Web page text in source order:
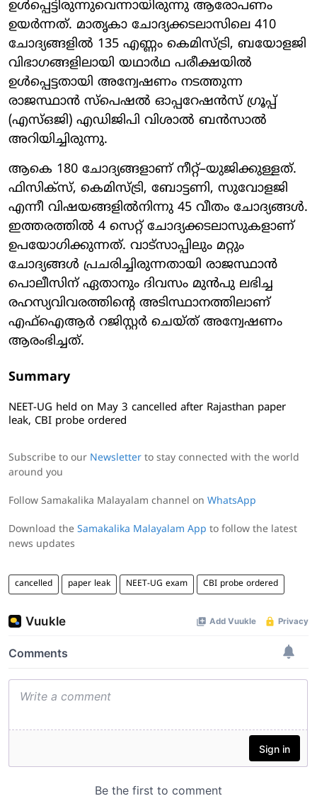
ഉൾപ്പെട്ടിരുന്നുവെന്നായിരുന്നു ആരോപണം
ഉയർന്നത്. മാതൃകാ ചോദ്യക്കടലാസിലെ 410
ചോദ്യങ്ങളിൽ 135 എണ്ണം കെമിസ്ട്രി, ബയോളജി
വിഭാഗങ്ങളിലായി യഥാർഥ പരീക്ഷയിൽ
ഉൾപ്പെട്ടതായി അന്വേഷണം നടത്തുന്ന
രാജസ്ഥാൻ സ്പെഷൽ ഓപ്പറേഷൻസ് ഗ്രൂപ്പ്
(എസ്ഒജി) എഡിജിപി വിശാൽ ബൻസാൽ
അറിയിച്ചിരുന്നു.
ആകെ 180 ചോദ്യങ്ങളാണ് നീറ്റ്–യുജിക്കുള്ളത്.
ഫിസിക്സ്, കെമിസ്ട്രി, ബോട്ടണി, സുവോളജി
എന്നീ വിഷയങ്ങളിൽനിന്നു 45 വീതം ചോദ്യങ്ങൾ.
ഇത്തരത്തിൽ 4 സെറ്റ് ചോദ്യക്കടലാസുകളാണ്
ഉപയോഗിക്കുന്നത്. വാട്സാപ്പിലും മറ്റും
ചോദ്യങ്ങൾ പ്രചരിച്ചിരുന്നതായി രാജസ്ഥാൻ
പൊലീസിന് ഏതാനും ദിവസം മുൻപു ലഭിച്ച
രഹസ്യവിവരത്തിന്റെ അടിസ്ഥാനത്തിലാണ്
എഫ്ഐആർ റജിസ്റ്റർ ചെയ്ത് അന്വേഷണം
ആരംഭിച്ചത്.
Summary
NEET-UG held on May 3 cancelled after Rajasthan paper
leak, CBI probe ordered
Subscribe to our Newsletter to stay connected with the world
around you
Follow Samakalika Malayalam channel on WhatsApp
Download the Samakalika Malayalam App to follow the latest
news updates
cancelled paper leak NEET-UG exam CBI probe ordered